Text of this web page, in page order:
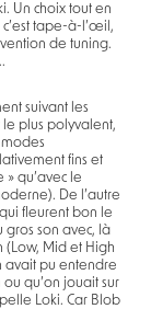
Un choix tout en
tape-à-l’œil,
de tuning.
suivant les
plus polyvalent,
modes
fins et
qu’avec le
De l’autre
fleurent bon le
gros son avec, là
(Low, Mid et High
avait pu entendre
qu’on jouait sur
Loki. Car Blob